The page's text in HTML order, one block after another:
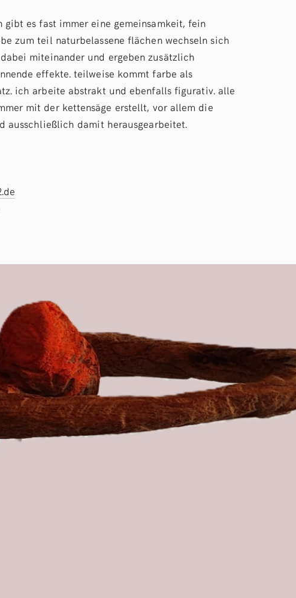
gibt es fast immer eine gemeinsamkeit, fein
zum teil naturbelassene flächen wechseln sich
miteinander und ergeben zusätzlich
effekte. teilweise kommt farbe als
ich arbeite abstrakt und ebenfalls figurativ. alle
mit der kettensäge erstellt, vor allem die
ausschließlich damit herausgearbeitet.